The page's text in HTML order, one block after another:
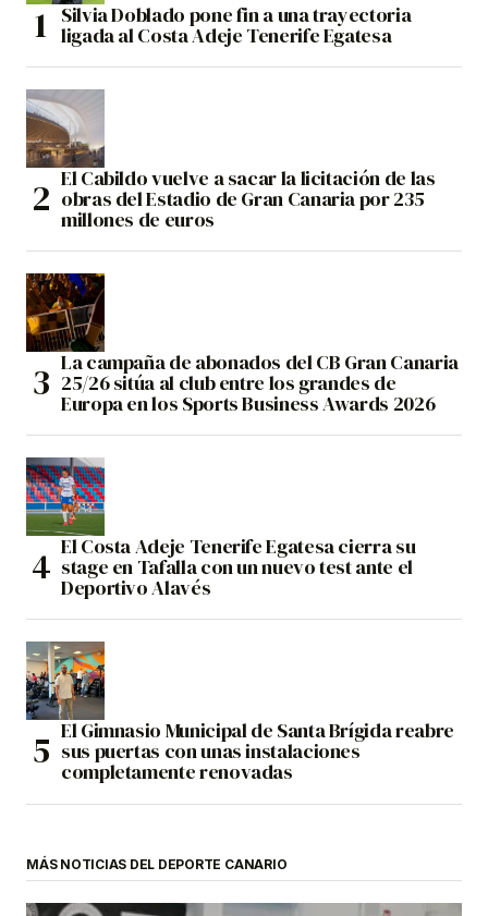
Silvia Doblado pone fin a una trayectoria
ligada al Costa Adeje Tenerife Egatesa
El Cabildo vuelve a sacar la licitación de las
obras del Estadio de Gran Canaria por 235
millones de euros
La campaña de abonados del CB Gran Canaria
25/26 sitúa al club entre los grandes de
Europa en los Sports Business Awards 2026
El Costa Adeje Tenerife Egatesa cierra su
stage en Tafalla con un nuevo test ante el
Deportivo Alavés
El Gimnasio Municipal de Santa Brígida reabre
sus puertas con unas instalaciones
completamente renovadas
MÁS NOTICIAS DEL DEPORTE CANARIO